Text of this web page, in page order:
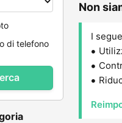
di telefono
Non
I